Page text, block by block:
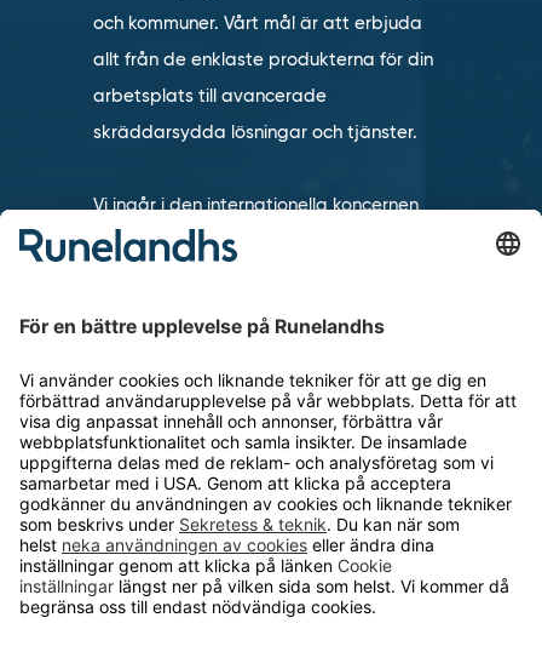
och kommuner. Vårt mål är att erbjuda
allt från de enklaste produkterna för din
arbetsplats till avancerade
skräddarsydda lösningar och tjänster.
Vi ingår i den internationella koncernen
TAKKT som är en av de ledande
utrustning för arbetsplatser i Europa.
KUNDSERVICE
Kontakta oss
Så funkar det
Försäljningsvillkor